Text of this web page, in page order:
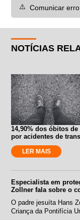
⚠️ Comunicar erro
NOTÍCIAS
14,90% dos óbitos
por acidentes de
LER MAIS
Especialista em
Zollner fala sobre o
O padre jesuíta Hans
Criança da Pontifícia